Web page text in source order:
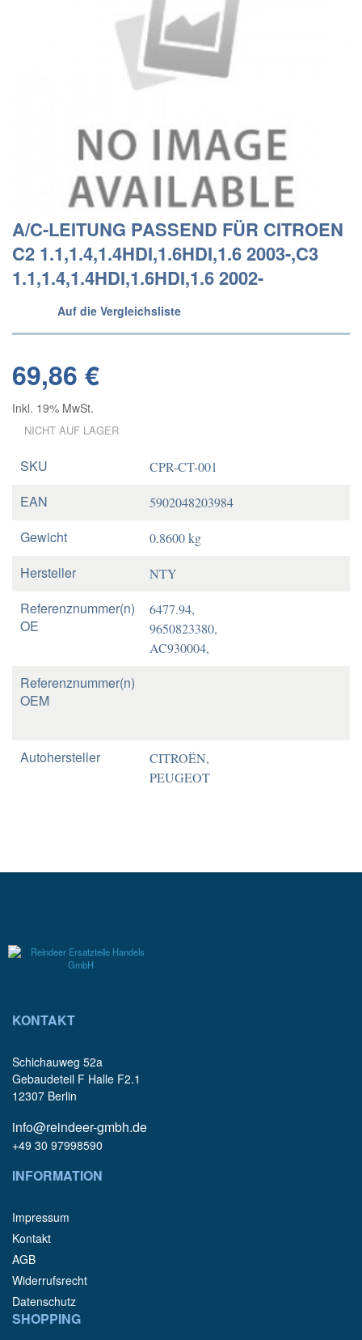
A/C-LEITUNG PASSEND FÜR CITROEN
C2 1.1,1.4,1.4HDI,1.6HDI,1.6 2003-,C3
1.1,1.4,1.4HDI,1.6HDI,1.6 2002-
Auf die Vergleichsliste
69,86 €
Inkl. 19% MwSt.
NICHT AUF LAGER
SKU CPR-CT-001
EAN 5902048203984
Gewicht 0.8600 kg
Hersteller NTY
Referenznummer(n)
OE
6477.94,
9650823380,
AC930004,
Referenznummer(n)
OEM
Autohersteller
CITROËN,
PEUGEOT
KONTAKT
Schichauweg 52a
Gebaudeteil F Halle F2.1
12307 Berlin
info@reindeer-gmbh.de
+49 30 97998590
INFORMATION
Impressum
Kontakt
AGB
Widerrufsrecht
Datenschutz
SHOPPING